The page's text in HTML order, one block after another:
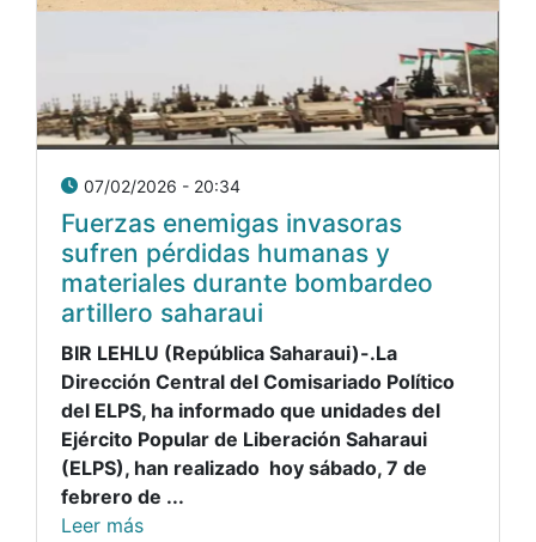
07/02/2026 - 20:34
Fuerzas enemigas invasoras
sufren pérdidas humanas y
materiales durante bombardeo
artillero saharaui
BIR LEHLU (República Saharaui)-.La
Dirección Central del Comisariado Político
del ELPS, ha informado que unidades del
Ejército Popular de Liberación Saharaui
(ELPS), han realizado hoy sábado, 7 de
febrero de ...
Leer más